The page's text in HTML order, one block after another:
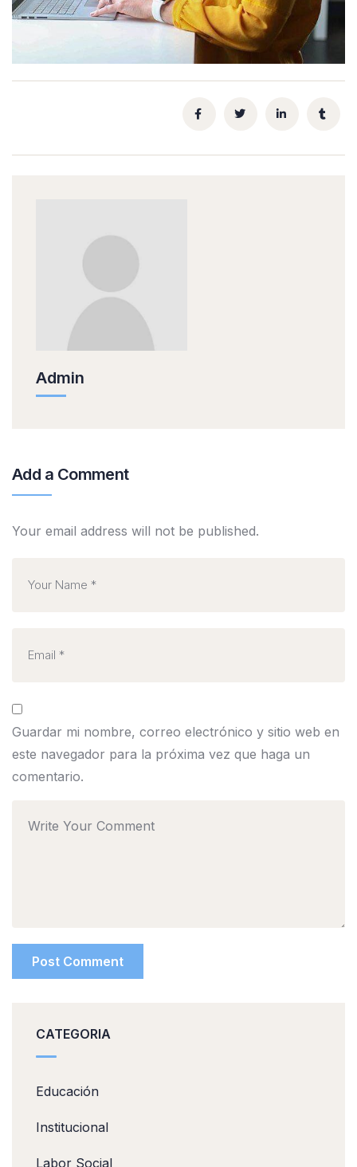
Admin
Add a Comment
Your email address will not be published.
Guardar mi nombre, correo electrónico y sitio web en
este navegador para la próxima vez que haga un
comentario.
CATEGORIA
Educación
Institucional
Labor Social